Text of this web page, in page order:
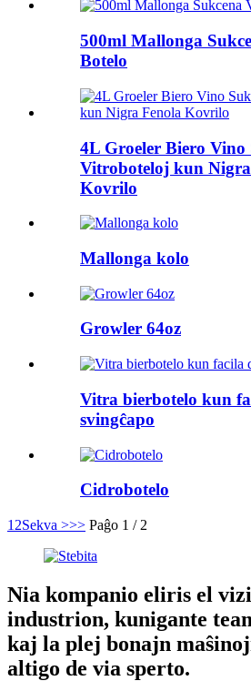
500ml Mallonga
Botelo
4L Groeler Biero Vino
Vitroboteloj kun
Kovrilo
Mallonga kolo
Growler 64oz
Vitra bierbotelo kun
svingĉapo
Cidrobotelo
1 2Sekva >>> Paĝo 1 / 2
Nia kompanio eliris el
industrion, kunigante
kaj la plej bonajn
altigo de via sperto.